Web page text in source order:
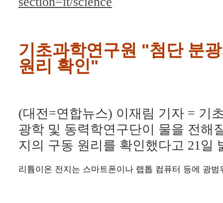
기초과학연구원 "첨단 분
원리 확인"
(대전=연합뉴스) 이재림 기자 = 기
광학 및 동력학연구단이 물을 전해
지의 구동 원리를 확인했다고 21일
리튬이온 전지는 스마트폰이나 랩톱 컴퓨터 등에 광범